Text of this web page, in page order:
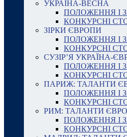
УКРАЇНА-ВЕСНА
ПОЛОЖЕННЯ І
КОНКУРСНІ
ЗІРКИ ЄВРОПИ
ПОЛОЖЕННЯ І
КОНКУРСНІ
СУЗІР’Я УКРАЇНА-
ПОЛОЖЕННЯ І
КОНКУРСНІ
ПАРИЖ: ТАЛАНТИ
ПОЛОЖЕННЯ І
КОНКУРСНІ
РИМ: ТАЛАНТИ
ПОЛОЖЕННЯ І
КОНКУРСНІ